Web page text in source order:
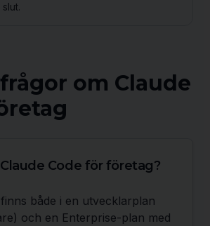
slut.
om Claude
Code för företag?
både i en utvecklarplan
och en Enterprise-plan med